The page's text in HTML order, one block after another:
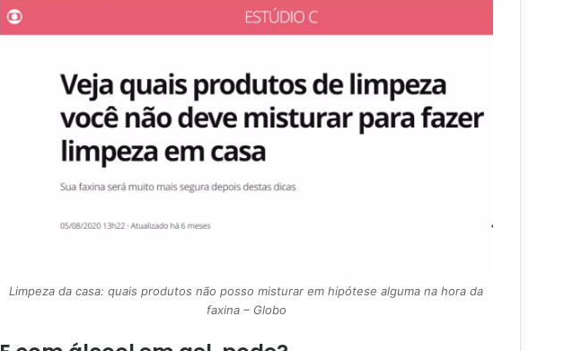
Limpeza da casa: quais produtos não posso misturar em hipótese alguma na hora da
faxina – Globo